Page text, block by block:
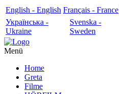
English - English Français - France
Українська -
Ukraine
Svenska -
Sweden
Menü
Home
Greta
Filme